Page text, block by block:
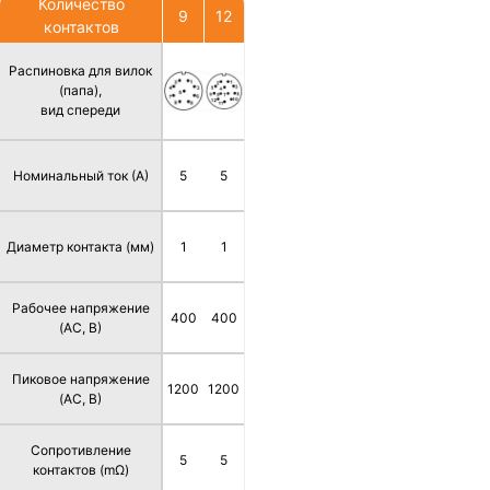
Количество
контактов
Распиновка для вилок
(папа),
вид спереди
Номинальный ток (А)
Диаметр контакта (мм)
Рабочее напряжение
(AC, В)
Пиковое напряжение
(AC, В)
Сопротивление
контактов (mΩ)
9
5
1
400
1200
5
12
5
1
400
1200
5